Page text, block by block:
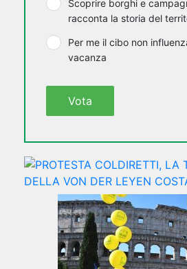
Scoprire borghi e
racconta la storia del
Per me il cibo non
vacanza
Vota